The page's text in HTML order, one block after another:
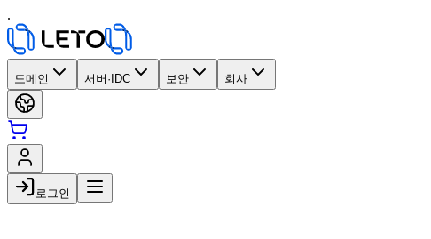
.
도메인 서버·IDC 보안 회사
로그인